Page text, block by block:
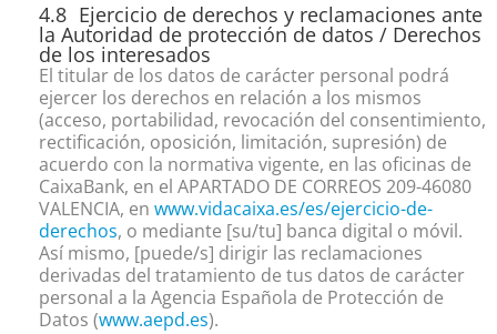
Ejercicio de derechos y reclamaciones ante
la Autoridad de protección de datos / Derechos
de los interesados
El titular de los datos de carácter personal podrá
ejercer los derechos en relación a los mismos
(acceso, portabilidad, revocación del consentimiento,
rectificación, oposición, limitación, supresión) de
acuerdo con la normativa vigente, en las oficinas de
CaixaBank, en el APARTADO DE CORREOS 209-46080
VALENCIA, en www.vidacaixa.es/es/ejercicio-de-
derechos, o mediante [su/tu] banca digital o móvil.
Así mismo, [puede/s] dirigir las reclamaciones
derivadas del tratamiento de tus datos de carácter
personal a la Agencia Española de Protección de
Datos (www.aepd.es).